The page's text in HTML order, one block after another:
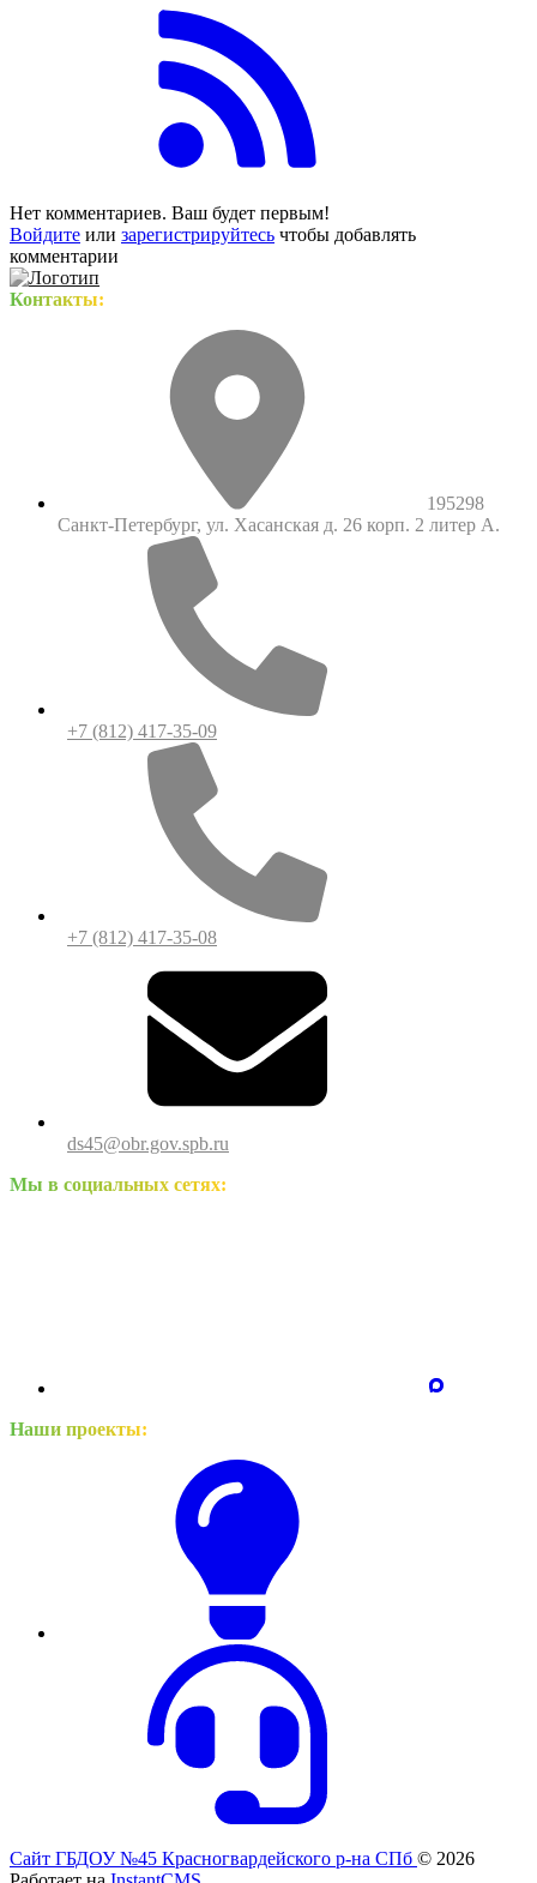
Нет комментариев. Ваш будет первым!
Войдите или зарегистрируйтесь чтобы добавлять
комментарии
Контакты:
195298
Санкт-Петербург, ул. Хасанская д. 26 корп. 2 литер А.
+7 (812) 417-35-09
+7 (812) 417-35-08
ds45@obr.gov.spb.ru
Мы в социальных сетях:
Наши проекты:
Сайт ГБДОУ №45 Красногвардейского р-на СПб © 2026